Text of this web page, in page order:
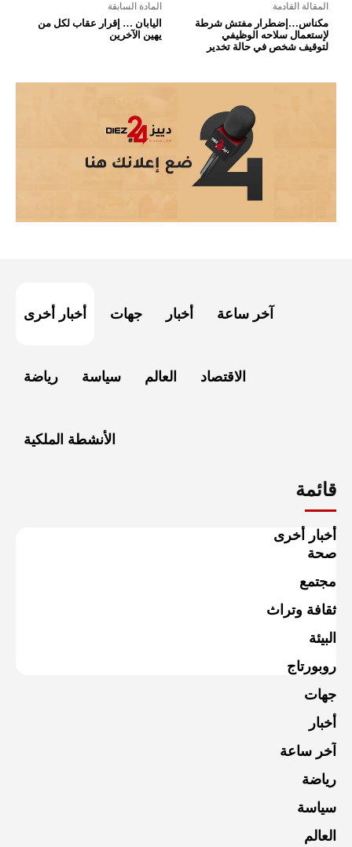
المادة السابقة
اليابان … إقرار عقاب لكل من
يهين الآخرين
المقالة القادمة
مكناس…إضطرار مفتش شرطة
لإستعمال سلاحه الوظيفي
لتوقيف شخص في حالة تخدير
أخبار أخرى جهات أخبار آخر ساعة
رياضة سياسة العالم الاقتصاد
الأنشطة الملكية
قائمة
أخبار أخرى
صحة
مجتمع
ثقافة وتراث
البيئة
روبورتاج
جهات
أخبار
آخر ساعة
رياضة
سياسة
العالم